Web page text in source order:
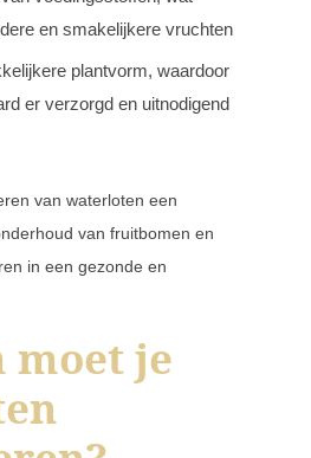
en smakelijkere vruchten
plantvorm, waardoor
er verzorgd en uitnodigend
van waterloten een
van fruitbomen en
in een gezonde en
moet je